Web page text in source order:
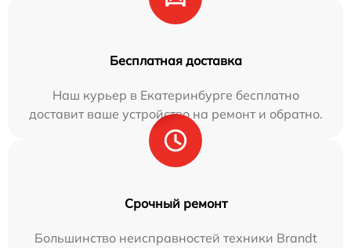
Бесплатная доставка
Наш курьер в Екатеринбурге бесплатно
доставит ваше устройство на ремонт и обратно.
Срочный ремонт
Большинство неисправностей техники Brandt